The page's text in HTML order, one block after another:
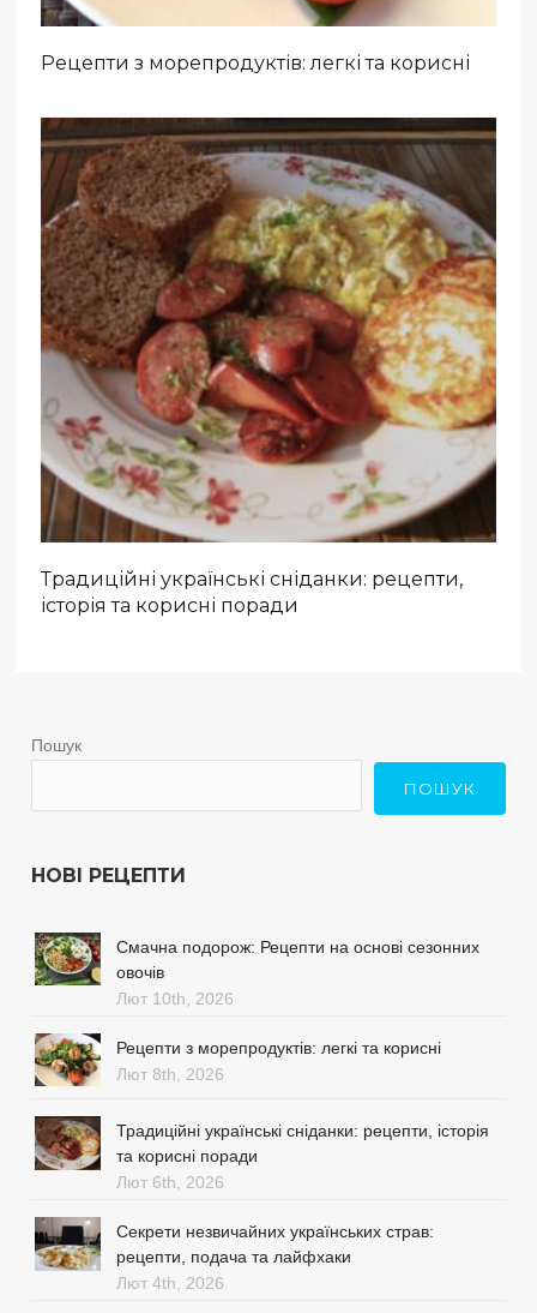
Рецепти з морепродуктів: легкі та корисні
Традиційні українські сніданки: рецепти,
історія та корисні поради
Пошук
ПОШУК
НОВІ РЕЦЕПТИ
Смачна подорож: Рецепти на основі сезонних
овочів
Лют 10th, 2026
Рецепти з морепродуктів: легкі та корисні
Лют 8th, 2026
Традиційні українські сніданки: рецепти, історія
та корисні поради
Лют 6th, 2026
Секрети незвичайних українських страв:
рецепти, подача та лайфхаки
Лют 4th, 2026